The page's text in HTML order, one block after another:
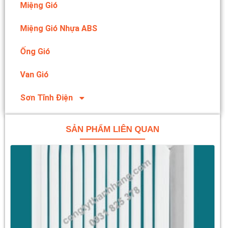
Miệng Gió
Miệng Gió Nhựa ABS
Ống Gió
Van Gió
Sơn Tĩnh Điện
SẢN PHẨM LIÊN QUAN